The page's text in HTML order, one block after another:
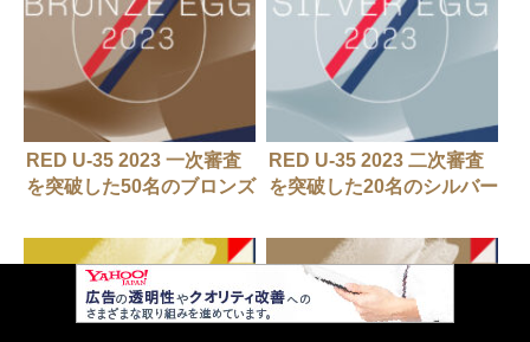
RED U-35 2023 一次審査
を突破した50名のブロンズ
RED U-35 2023 二次審査
を突破した20名のシルバー